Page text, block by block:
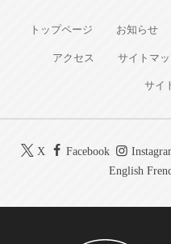
トップページ お知らせ
アクセス サイトマ
サイ
X Facebook
English